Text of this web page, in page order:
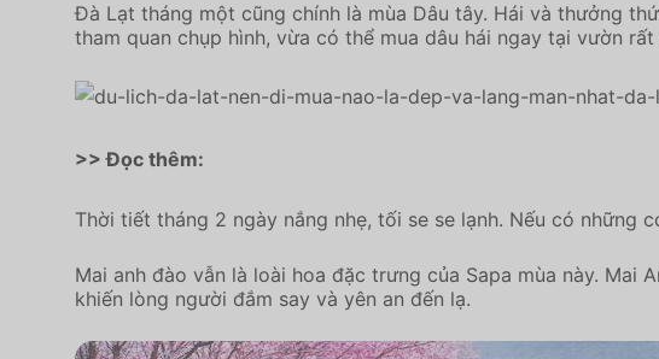
Đà Lạt tháng một cũng chính là mùa Dâu tây. Hái và thưởng
tham quan chụp hình, vừa có thể mua dâu hái ngay tại vườn
>> Đọc thêm:
Thời tiết tháng 2 ngày nắng nhẹ, tối se se lạnh. Nếu có những
Mai anh đào vẫn là loài hoa đặc trưng của Sapa mùa này.
khiến lòng người đắm say và yên an đến lạ.